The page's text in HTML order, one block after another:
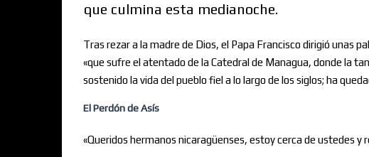
que culmina esta medianoche.
Tras rezar a la madre de Dios, el Papa Francisco dirigió unas
«que sufre el atentado de la Catedral de Managua, donde la
sostenido la vida del pueblo fiel a lo largo de los siglos; ha
El Perdón de Asís
«Queridos hermanos nicaragüenses, estoy cerca de ustedes y